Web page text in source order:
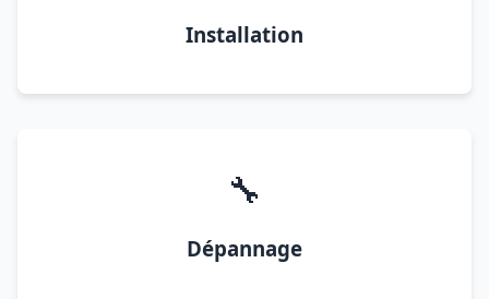
Installation
🔧
Dépannage